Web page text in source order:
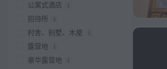
公寓式酒店
招待所
村舍、别墅、木屋
露营地
豪华露营地